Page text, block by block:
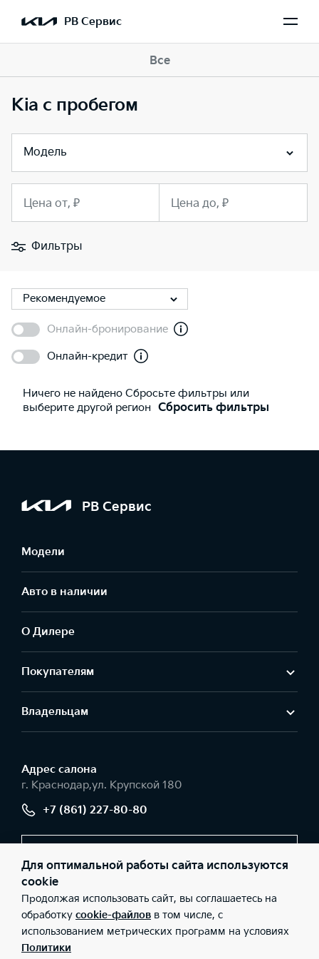
РВ Сервис
Все
Kia с пробегом
Модель
Цена от, ₽ Цена до, ₽
Фильтры
Рекомендуемое
Онлайн-бронирование
Онлайн-кредит
Ничего не найдено Сбросьте фильтры или
выберите другой регион Сбросить фильтры
РВ Сервис
Модели
Авто в наличии
О Дилере
Покупателям
Владельцам
Адрес салонa
г. Краснодар,ул. Крупской 180
+7 (861) 227-80-80
© 2026 Юридические лица ООО «РВ Сервис» (Фактический
адрес: г. Краснодар,ул. Крупской 180; Телефон: +7 (861) 227-80-
80; ИНН: 2312141610; ОГРН: 1072312011298), ООО «Киа Россия и
СНГ» (Фактический адрес: г.Москва, Валовая 26; Телефон: 8 800
301 08 80; ИНН: 7728674093; ОГРН: 5087746291760) ведут
Для оптимальной работы сайта используются
cookie
Продолжая использовать сайт, вы соглашаетесь на
обработку cookie-файлов в том числе, с
использованием метрических программ на условиях
Политики